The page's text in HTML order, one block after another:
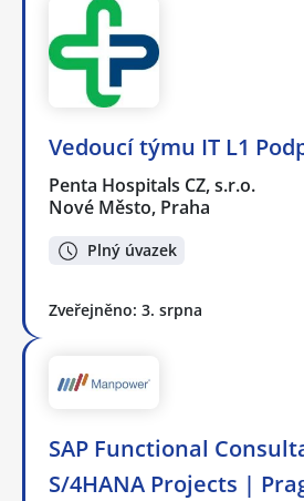
Vedoucí týmu IT L1
Penta Hospitals CZ, s.r.o.
Nové Město, Praha
Plný úvazek
Zveřejněno: 3. srpna
SAP Functional
S/4HANA Projects |